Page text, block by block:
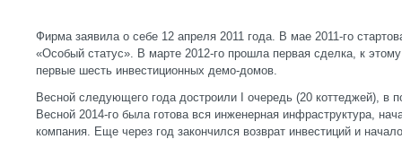
Фирма заявила о себе 12 апреля 2011 года. В мае 2011-го
«Особый статус». В марте 2012-го прошла первая сделка, к
первые шесть инвестиционных демо-домов.
Весной следующего года достроили I очередь (20 коттеджей), в
Весной 2014-го была готова вся инженерная инфраструктура,
компания. Еще через год закончился возврат инвестиций и